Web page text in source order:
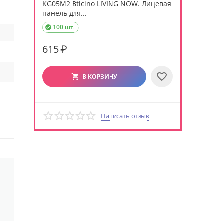
KG05M2 Bticino LIVING NOW. Лицевая
панель для...
100 шт.

615₽
В КОРЗИНУ
Написать отзыв